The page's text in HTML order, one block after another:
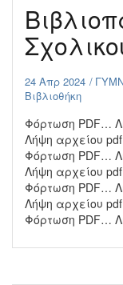
24 Απρ 2024
Βιβλιοθήκη
Φόρτωση PDF…
Λήψη αρχείου
Φόρτωση PDF…
Λήψη αρχείου
Φόρτωση PDF…
Λήψη αρχείου
Φόρτωση PDF…